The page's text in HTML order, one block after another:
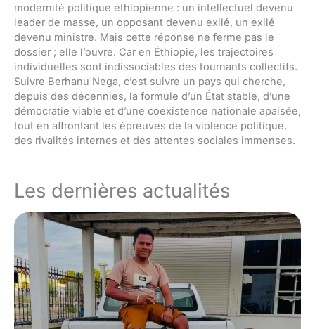
modernité politique éthiopienne : un intellectuel devenu
leader de masse, un opposant devenu exilé, un exilé
devenu ministre. Mais cette réponse ne ferme pas le
dossier ; elle l’ouvre. Car en Éthiopie, les trajectoires
individuelles sont indissociables des tournants collectifs.
Suivre Berhanu Nega, c’est suivre un pays qui cherche,
depuis des décennies, la formule d’un État stable, d’une
démocratie viable et d’une coexistence nationale apaisée,
tout en affrontant les épreuves de la violence politique,
des rivalités internes et des attentes sociales immenses.
Les dernières actualités